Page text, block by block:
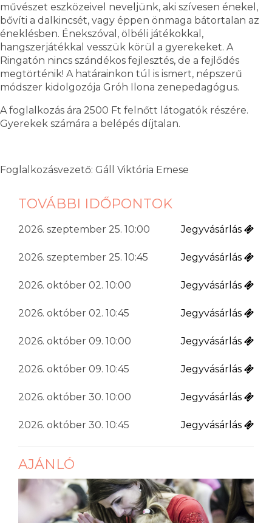
művészet eszközeivel neveljünk, aki szívesen énekel,
bővíti a dalkincsét, vagy éppen önmaga bátortalan az
éneklésben. Énekszóval, ölbéli játékokkal,
hangszerjátékkal vesszük körül a gyerekeket. A
Ringatón nincs szándékos fejlesztés, de a fejlődés
megtörténik! A határainkon túl is ismert, népszerű
módszer kidolgozója Gróh Ilona zenepedagógus.
A foglalkozás ára 2500 Ft felnőtt látogatók részére.
Gyerekek számára a belépés díjtalan.
Foglalkozásvezető: Gáll Viktória Emese
TOVÁBBI IDŐPONTOK
2026. szeptember 25. 10:00 Jegyvásárlás
2026. szeptember 25. 10:45 Jegyvásárlás
2026. október 02. 10:00 Jegyvásárlás
2026. október 02. 10:45 Jegyvásárlás
2026. október 09. 10:00 Jegyvásárlás
2026. október 09. 10:45 Jegyvásárlás
2026. október 30. 10:00 Jegyvásárlás
2026. október 30. 10:45 Jegyvásárlás
AJÁNLÓ